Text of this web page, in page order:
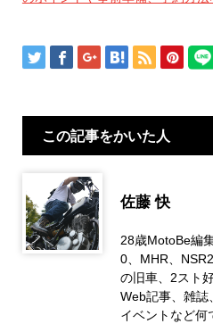
この記事をかいた人
佐藤 快
28歳MotoBe編
0、MHR、
の旧車、2スト
Web記事、雑誌
イベントなど何